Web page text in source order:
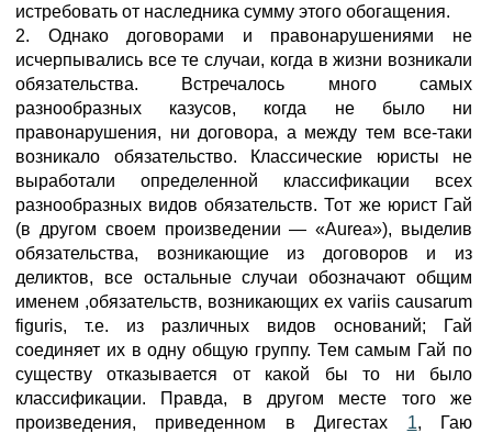
истребовать от наследника сумму этого обогащения.
2. Однако договорами и правонарушениями не
исчерпывались все те случаи, когда в жизни возникали
обязательства. Встречалось много самых
разнообразных казусов, когда не было ни
правонарушения, ни договора, а между тем все-таки
возникало обязательство. Классические юристы не
выработали определенной классификации всех
разнообразных видов обязательств. Тот же юрист Гай
(в другом своем произведении — «Aurea»), выделив
обязательства, возникающие из договоров и из
деликтов, все остальные случаи обозначают общим
именем ,обязательств, возникающих ex variis causarum
figuris, т.е. из различных видов оснований; Гай
соединяет их в одну общую группу. Тем самым Гай по
существу отказывается от какой бы то ни было
классификации. Правда, в другом месте того же
произведения, приведенном в Дигестах 1, Гаю